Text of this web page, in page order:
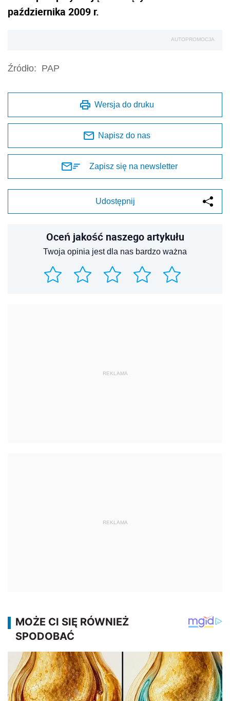
października 2009 r.
AUTOPROMOCJA
Źródło: PAP
Wersja do druku
Napisz do nas
Zapisz się na newsletter
Udostępnij
Oceń jakość naszego artykułu
Twoja opinia jest dla nas bardzo ważna
REKLAMA
REKLAMA